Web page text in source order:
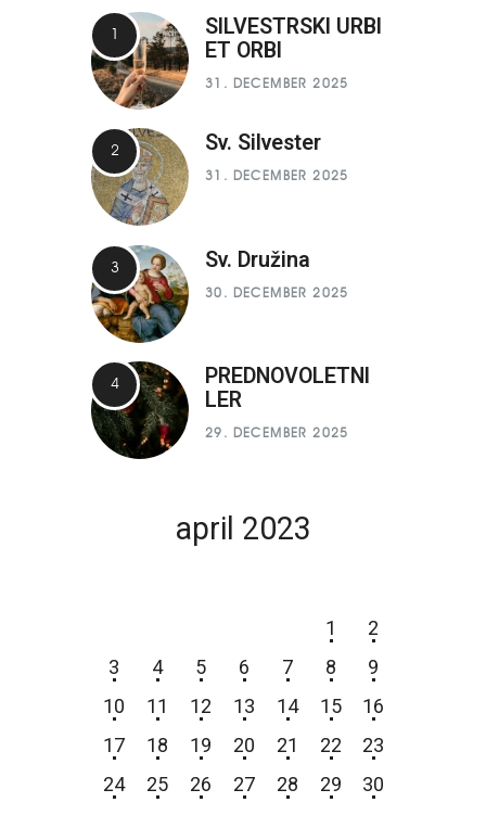
SILVESTRSKI URBI
ET ORBI
31. DECEMBER 2025
Sv. Silvester
31. DECEMBER 2025
Sv. Družina
30. DECEMBER 2025
PREDNOVOLETNI
LER
29. DECEMBER 2025
april 2023
1
2
3
4 5 6 7 8
9
10
11 12 13 14 15
16
17
18 19 20 21 22
23
24
25 26 27 28 29 30